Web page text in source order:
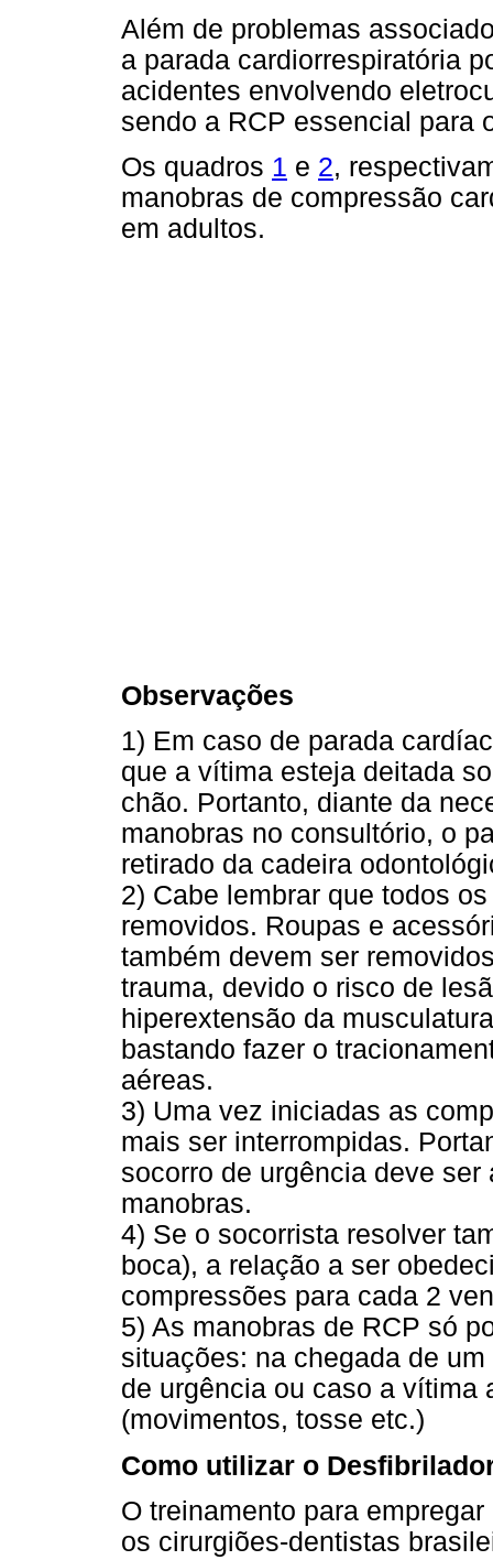
Além de problemas
a parada cardiorrespiratória
acidentes envolvendo
sendo a RCP essencial para
Os quadros 1 e 2,
manobras de compressão
em adultos.
Observações
1) Em caso de parada
que a vítima esteja deitada
chão. Portanto, diante da
manobras no consultório, o
retirado da cadeira
2) Cabe lembrar que todos
removidos. Roupas e
também devem ser
trauma, devido o risco de
hiperextensão da
bastando fazer o
aéreas.
3) Uma vez iniciadas as
mais ser interrompidas.
socorro de urgência deve
manobras.
4) Se o socorrista resolver
boca), a relação a ser
compressões para cada 2
5) As manobras de RCP só
situações: na chegada de
de urgência ou caso a vítima
(movimentos, tosse etc.)
Como utilizar o
O treinamento para
os cirurgiões-dentistas